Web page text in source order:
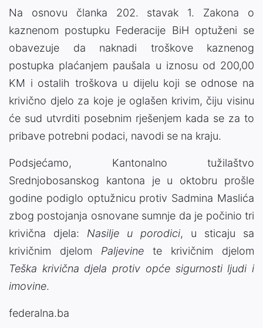
Na osnovu članka 202. stavak 1. Zakona o
kaznenom postupku Federacije BiH optuženi se
obavezuje da naknadi troškove kaznenog
postupka plaćanjem paušala u iznosu od 200,00
KM i ostalih troškova u dijelu koji se odnose na
krivično djelo za koje je oglašen krivim, čiju visinu
će sud utvrditi posebnim rješenjem kada se za to
pribave potrebni podaci, navodi se na kraju.
Podsjećamo, Kantonalno tužilaštvo
Srednjobosanskog kantona je u oktobru prošle
godine podiglo optužnicu protiv Sadmina Maslića
zbog postojanja osnovane sumnje da je počinio tri
krivična djela: Nasilje u porodici, u sticaju sa
krivičnim djelom Paljevine te krivičnim djelom
Teška krivična djela protiv opće sigurnosti ljudi i
imovine.
federalna.ba